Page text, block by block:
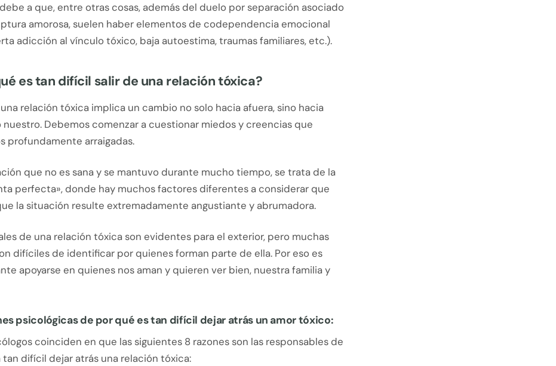
a que, entre otras cosas, además del duelo por separación asociado
amorosa, suelen haber elementos de codependencia emocional
adicción al vínculo tóxico, baja autoestima, traumas familiares, etc.).
es tan difícil salir de una relación tóxica?
relación tóxica implica un cambio no solo hacia afuera, sino hacia
Debemos comenzar a cuestionar miedos y creencias que
profundamente arraigadas.
que no es sana y se mantuvo durante mucho tiempo, se trata de la
perfecta», donde hay muchos factores diferentes a considerar que
la situación resulte extremadamente angustiante y abrumadora.
de una relación tóxica son evidentes para el exterior, pero muchas
difíciles de identificar por quienes forman parte de ella. Por eso es
apoyarse en quienes nos aman y quieren ver bien, nuestra familia y
psicológicas de por qué es tan difícil dejar atrás un amor tóxico:
coinciden en que las siguientes 8 razones son las responsables de
tan difícil dejar atrás una relación tóxica: